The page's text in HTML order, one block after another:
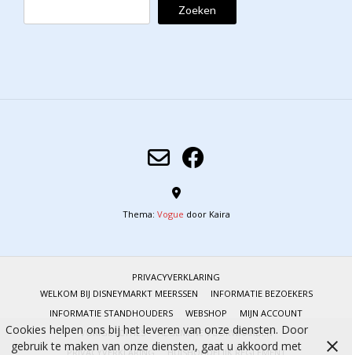
Zoeken
Thema: Vogue door Kaira
PRIVACYVERKLARING
WELKOM BIJ DISNEYMARKT MEERSSEN
INFORMATIE BEZOEKERS
INFORMATIE STANDHOUDERS
WEBSHOP
MIJN ACCOUNT
VORIGE EDITIES
ALGEMENE VOORWAARDEN
PRIVACYVERKLARING
HUISHOUDELIJK REGLEMENT
Cookies helpen ons bij het leveren van onze diensten. Door
gebruik te maken van onze diensten, gaat u akkoord met